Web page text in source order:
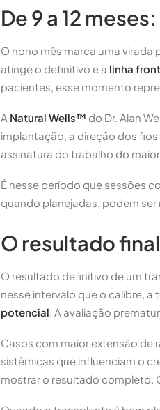
De 9 a 12
O nono mês marca uma virada
atinge o definitivo e a linha
pacientes, esse momento
A Natural Wells™ do Dr. Alan
implantação, a direção dos
assinatura do trabalho do
É nesse período que sessões
quando planejadas, podem ser
O resultado
O resultado definitivo de um
nesse intervalo que o calibre, a
potencial. A avaliação
Casos com maior extensão de
sistêmicas que influenciam o
mostrar o resultado completo.